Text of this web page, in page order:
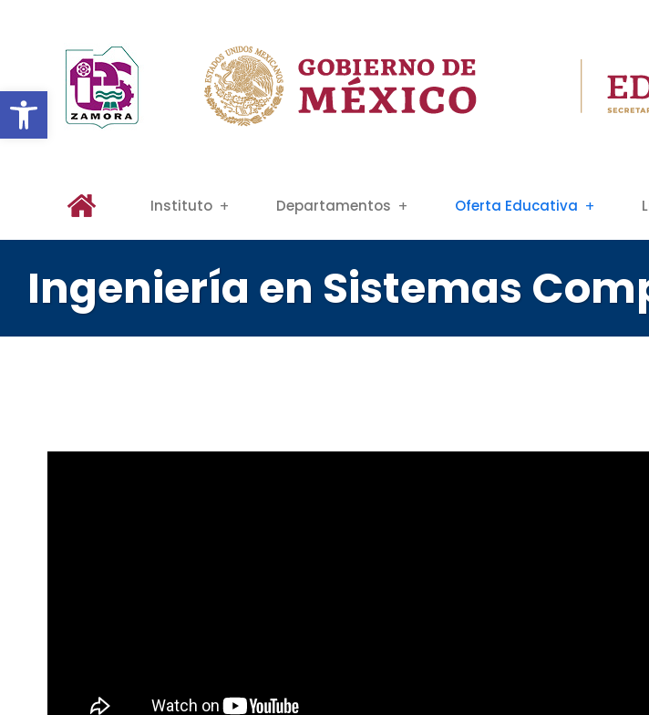
Abrir barra de herramientas
Instituto Departamentos Oferta Educativa
Ingeniería en Sistemas